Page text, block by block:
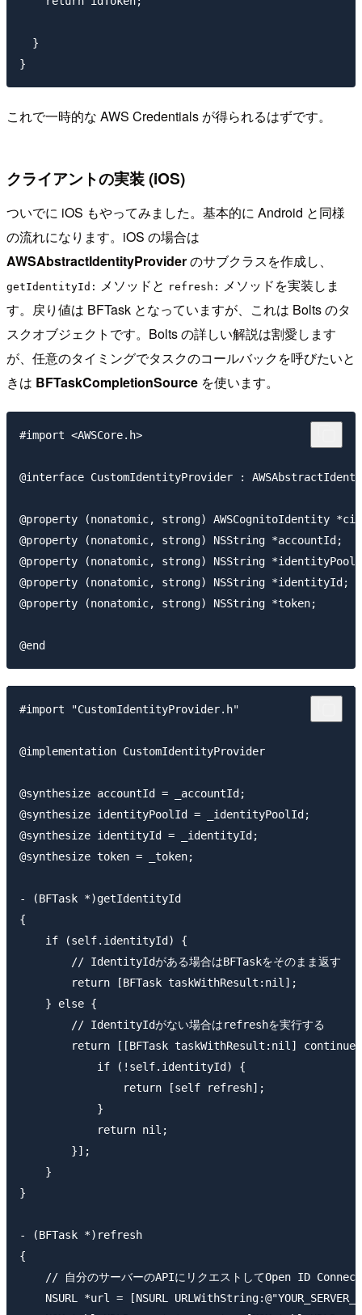
  }
これで一時的な AWS Credentials が得られるはずです。
クライアントの実装 (iOS)
ついでに iOS もやってみました。基本的に Android と同様
の流れになります。iOS の場合は
AWSAbstractIdentityProviderのサブクラスを作成し、
getIdentityId: メソッドと refresh: メソッドを実装しま
す。戻り値は BFTask となっていますが、これは Bolts のタ
スクオブジェクトです。Bolts の詳しい解説は割愛します
が、任意のタイミングでタスクのコールバックを呼びたいと
きは BFTaskCompletionSource を使います。
#import <AWSCore.h>
@interface CustomIdentityProvider :
@property (nonatomic, strong) AWSCognitoIdentity
@property (nonatomic, strong) NSString *accountId;
@property (nonatomic, strong) NSString
@property (nonatomic, strong) NSString *identityId;
@property (nonatomic, strong) NSString *token;
#import "CustomIdentityProvider.h"
@implementation CustomIdentityProvider
@synthesize accountId = _accountId;
@synthesize identityPoolId = _identityPoolId;
@synthesize identityId = _identityId;
@synthesize token = _token;
- (BFTask *)getIdentityId
{
    if (self.identityId) {
        // IdentityIdがある場合はBFTaskをそのまま返す
        return [BFTask taskWithResult:nil];
    } else {
        // IdentityIdがない場合はrefreshを実行する
return [[BFTask taskWithResult:nil]
            if (!self.identityId) {
                return [self refresh];
            }
            return nil;
        }];
    }
}
- (BFTask *)refresh
{
// 自分のサーバーのAPIにリクエストしてOpen ID
NSURL *url = [NSURL